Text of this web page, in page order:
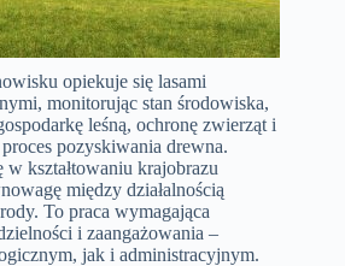
opiekuje się lasami
monitorując stan środowiska,
leśną, ochronę zwierząt i
pozyskiwania drewna.
w kształtowaniu krajobrazu
między działalnością
To praca wymagająca
i zaangażowania –
jak i administracyjnym.